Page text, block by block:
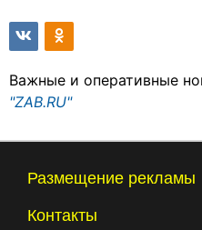
Важные и оперативные
"ZAB.RU"
Размещение рекламы
Контакты